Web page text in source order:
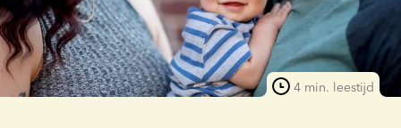
4 min. leestijd